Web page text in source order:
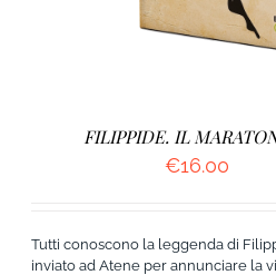
FILIPPIDE. IL
€16.00
Tutti conoscono la leggenda di
inviato ad Atene per annunciare la